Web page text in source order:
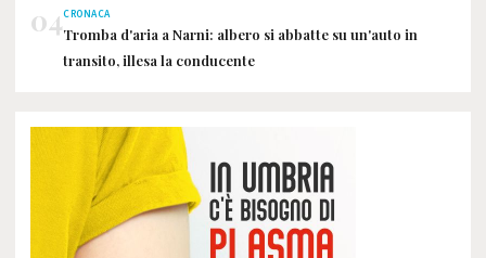
04CRONACA
Tromba d'aria a Narni: albero si abbatte su un'auto in
transito, illesa la conducente